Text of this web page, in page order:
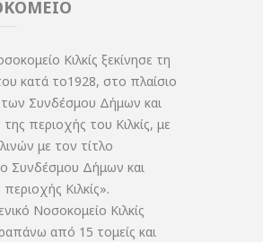
Κιλκίς ξεκίνησε τη
κατά το1928, στο πλαίσιο
των Συνδέσμου Δήμων και
περιοχής του Κιλκίς, με
με τον τίτλο
Συνδέσμου Δήμων και
Κιλκίς».
Νοσοκομείο Κιλκίς
από 15 τομείς και